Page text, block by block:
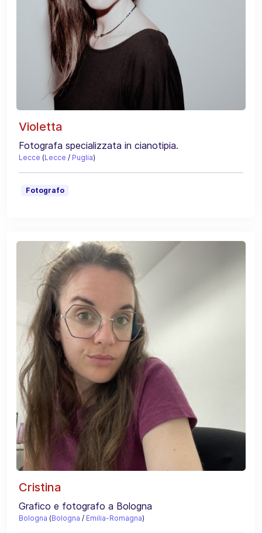
Violetta
Fotografa specializzata in cianotipia.
Lecce (Lecce / Puglia)
Fotografo
Cristina
Grafico e fotografo a Bologna
Bologna (Bologna / Emilia-Romagna)